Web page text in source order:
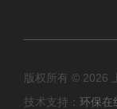
版权所有 © 2026
技术支持： 环保在